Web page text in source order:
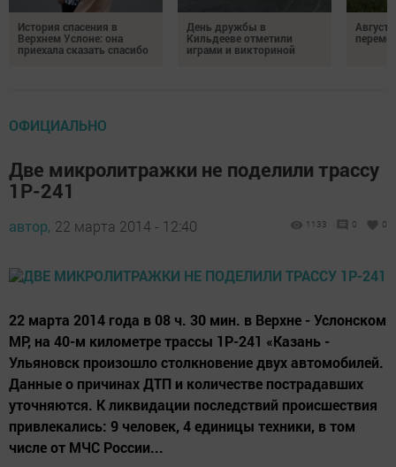
История спасения в
Верхнем Услоне: она
приехала сказать спасибо
День дружбы в
Кильдееве отметили
играми и викториной
Август
ОФИЦИАЛЬНО
Две микролитражки не поделили трассу
1Р-241
автор, 22 марта 2014 - 12:40 1133 0 0
22 марта 2014 года в 08 ч. 30 мин. в Верхне - Услонском
МР, на 40-м километре трассы 1Р-241 «Казань -
Ульяновск произошло столкновение двух автомобилей.
Данные о причинах ДТП и количестве пострадавших
уточняются. К ликвидации последствий происшествия
привлекались: 9 человек, 4 единицы техники, в том
числе от МЧС России...